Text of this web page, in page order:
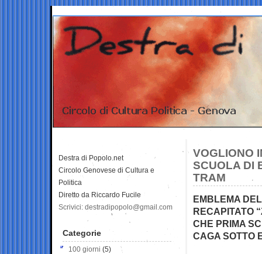
VOGLIONO
SCUOLA DI
TRAM
EMBLEMA
RECAPITATO
CHE PRIMA
CAGA SOTTO
Destra di Popolo.net
Circolo Genovese di Cultura e
Politica
Diretto da Riccardo Fucile
Scrivici: destradipopolo@gmail.com
Categorie
100 giorni (5)